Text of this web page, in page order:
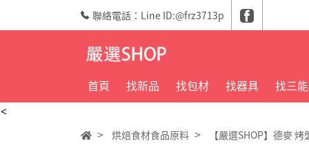
<
聯絡電話：Line ID:@frz3713p
首頁 找新品 找包材 找器具 找三能
烘焙食材食品原料 【嚴選SHOP】德麥